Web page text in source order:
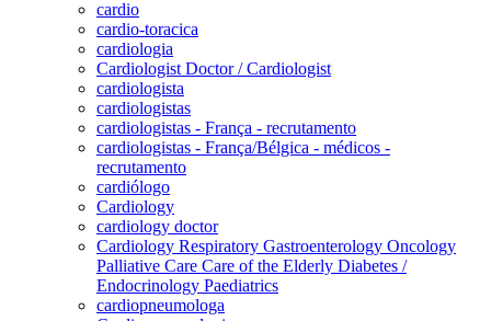
cardio
cardio-toracica
cardiologia
Cardiologist Doctor / Cardiologist
cardiologista
cardiologistas
cardiologistas - França - recrutamento
cardiologistas - França/Bélgica - médicos -
recrutamento
cardiólogo
Cardiology
cardiology doctor
Cardiology Respiratory Gastroenterology Oncology
Palliative Care Care of the Elderly Diabetes /
Endocrinology Paediatrics
cardiopneumologa